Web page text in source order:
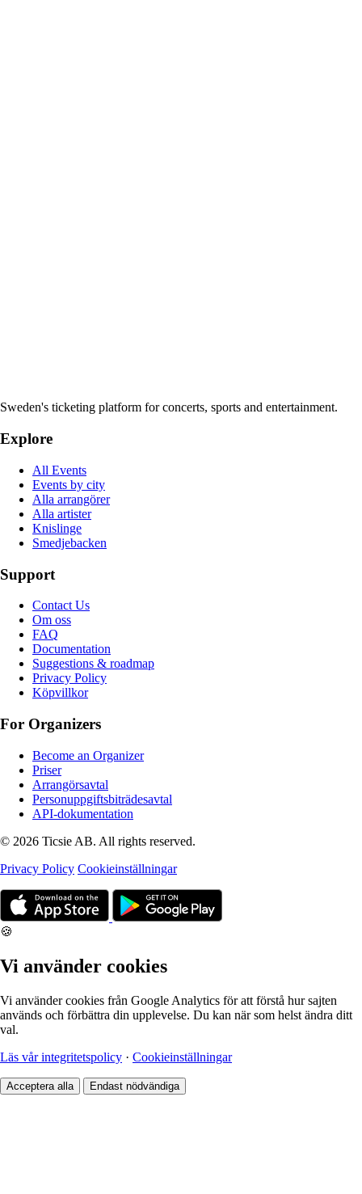
Sweden's ticketing platform for concerts, sports and entertainment.
Explore
All Events
Events by city
Alla arrangörer
Alla artister
Knislinge
Smedjebacken
Support
Contact Us
Om oss
FAQ
Documentation
Suggestions & roadmap
Privacy Policy
Köpvillkor
For Organizers
Become an Organizer
Priser
Arrangörsavtal
Personuppgiftsbiträdesavtal
API-dokumentation
© 2026 Ticsie AB. All rights reserved.
Privacy Policy Cookieinställningar
🍪
Vi använder cookies
Vi använder cookies från Google Analytics för att förstå hur sajten
används och förbättra din upplevelse. Du kan när som helst ändra ditt
val.
Läs vår integritetspolicy · Cookieinställningar
Acceptera alla Endast nödvändiga